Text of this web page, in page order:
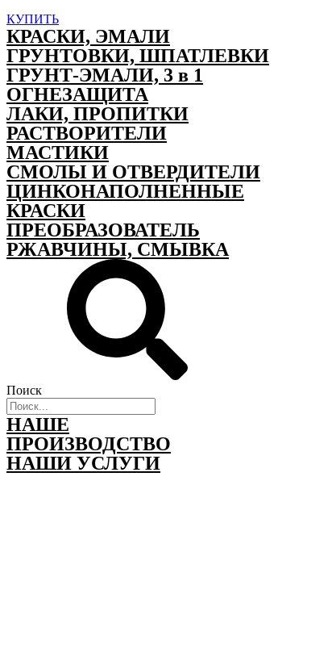
КУПИТЬ
КРАСКИ, ЭМАЛИ
ГРУНТОВКИ, ШПАТЛЕВКИ
ГРУНТ-ЭМАЛИ, 3 в 1
ОГНЕЗАЩИТА
ЛАКИ, ПРОПИТКИ
РАСТВОРИТЕЛИ
МАСТИКИ
СМОЛЫ И ОТВЕРДИТЕЛИ
ЦИНКОНАПОЛНЕННЫЕ
КРАСКИ
ПРЕОБРАЗОВАТЕЛЬ
РЖАВЧИНЫ, СМЫВКА
Поиск
НАШЕ
ПРОИЗВОДСТВО
НАШИ УСЛУГИ